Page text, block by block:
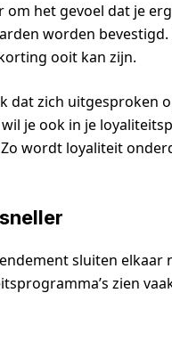
het gevoel dat je
worden
ooit kan zijn.
dat zich uitgesproken
je ook in je
wordt loyaliteit
sluiten elkaar
zien